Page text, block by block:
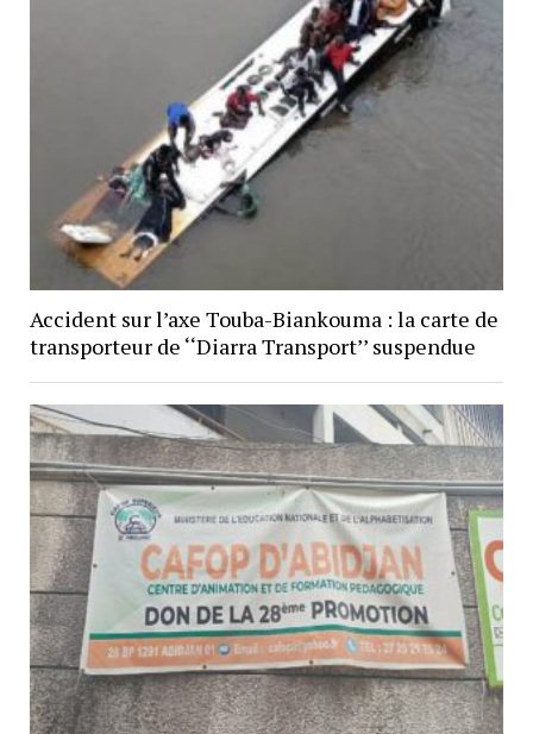
Accident sur l’axe Touba-Biankouma : la carte de
transporteur de ‘‘Diarra Transport’’ suspendue